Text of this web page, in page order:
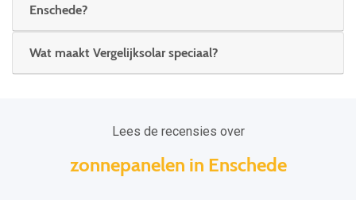
Enschede?
Wat maakt Vergelijksolar speciaal?
Lees de recensies over
zonnepanelen in Enschede